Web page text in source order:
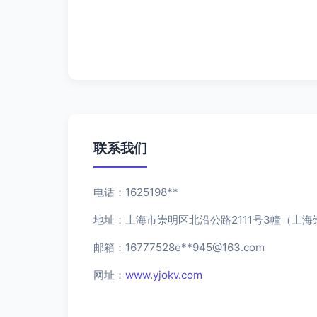
联系我们
电话：1625198**
地址：上海市崇明区北沿公路2111号3幢（上
邮箱：16777528e**945@163.com
网址： www.yjokv.com